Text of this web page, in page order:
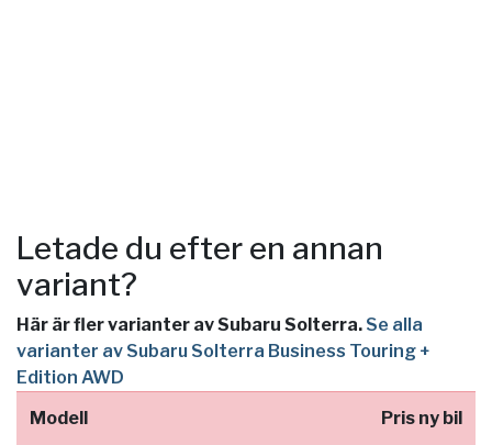
Letade du efter en annan
variant?
Här är fler varianter av Subaru Solterra. Se alla
varianter av Subaru Solterra Business Touring +
Edition AWD
Modell
Pris ny bil